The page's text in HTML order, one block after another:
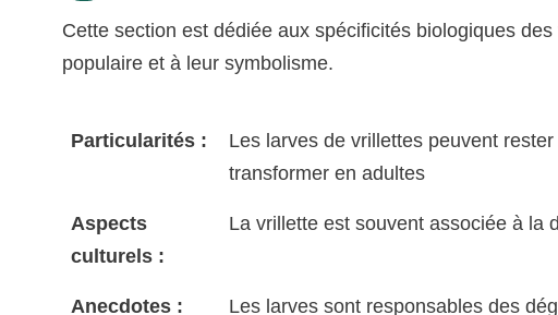
Cette section est dédiée aux spécificités biologiques
populaire et à leur symbolisme.
Particularités :
Les larves de vrillettes peuvent
transformer en adultes
Aspects
culturels :
La vrillette est souvent associée à la
Anecdotes : Les larves sont responsables des